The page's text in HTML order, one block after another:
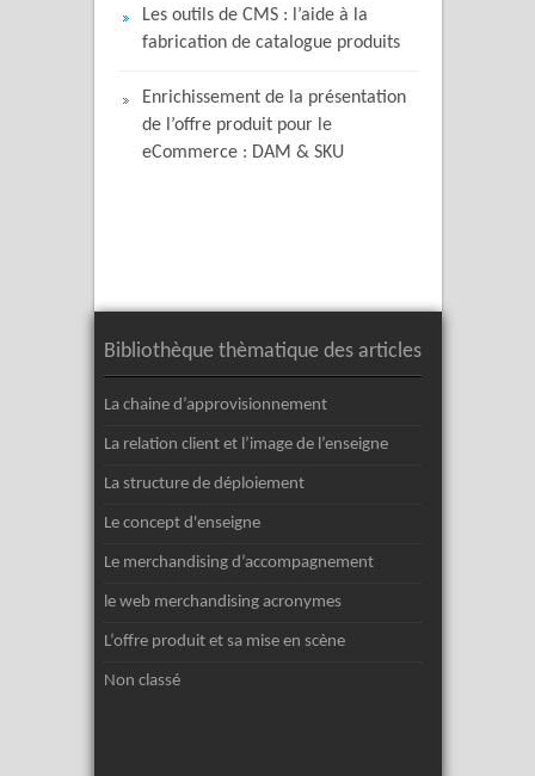
Les outils de CMS : l’aide à la
fabrication de catalogue produits
Enrichissement de la présentation
de l’offre produit pour le
eCommerce : DAM & SKU
Bibliothèque thèmatique des articles
La chaine d’approvisionnement
La relation client et l’image de l’enseigne
La structure de déploiement
Le concept d'enseigne
Le merchandising d’accompagnement
le web merchandising acronymes
L’offre produit et sa mise en scène
Non classé